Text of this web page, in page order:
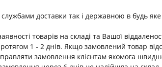
доставки так і державною в будь яке
товарів на складі та Вашої
1 - 2 днів. Якщо замовлений товар
замовлення клієнтам якомога